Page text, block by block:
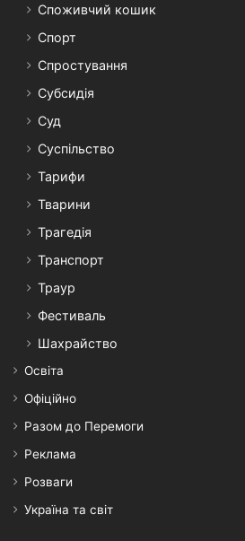
Споживчий кошик
Спорт
Спростування
Субсидія
Суд
Суспільство
Тарифи
Тварини
Трагедія
Транспорт
Траур
Фестиваль
Шахрайство
Освіта
Офіційно
Разом до Перемоги
Реклама
Розваги
Україна та світ